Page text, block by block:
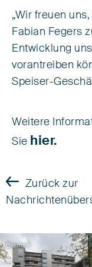
„Wir freuen
Fabian Fegers
Entwicklung
vorantreiben
Speiser-
Weitere
Sie hier.
Zurück zur
Bremen